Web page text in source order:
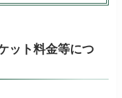
ット料金等につ